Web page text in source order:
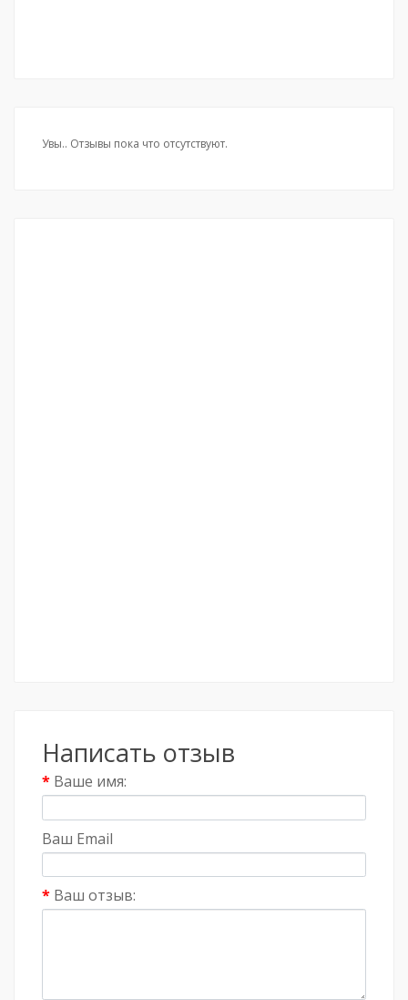
Увы.. Отзывы пока что отсутствуют.
Написать отзыв
Ваше имя:
Ваш Email
Ваш отзыв: